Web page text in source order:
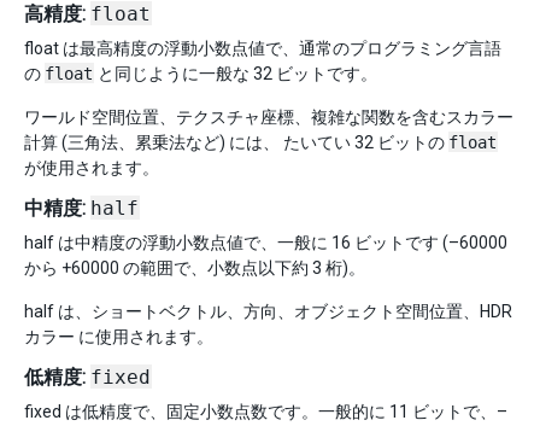
高精度: float
float は最高精度の浮動小数点値で、通常のプログラミング言語
の float と同じように一般な 32 ビットです。
ワールド空間位置、テクスチャ座標、複雑な関数を含むスカラー
計算 (三角法、累乗法など) には、 たいてい 32 ビットの float
が使用されます。
中精度: half
half は中精度の浮動小数点値で、一般に 16 ビットです (–60000
から +60000 の範囲で、小数点以下約 3 桁)。
half は、ショートベクトル、方向、オブジェクト空間位置、HDR
カラー に使用されます。
低精度: fixed
fixed は低精度で、固定小数点数です。一般的に 11 ビットで、–